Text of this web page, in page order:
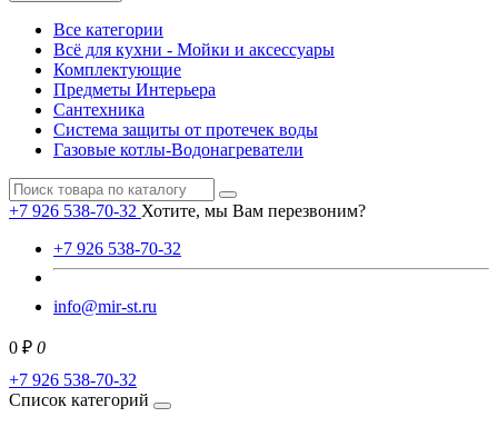
Все категории
Всё для кухни - Мойки и аксессуары
Комплектующие
Предметы Интерьера
Сантехника
Система защиты от протечек воды
Газовые котлы-Водонагреватели
+7 926 538-70-32 Хотите, мы Вам перезвоним?
+7 926 538-70-32
info@mir-st.ru
0 ₽ 0
+7 926 538-70-32
Список категорий